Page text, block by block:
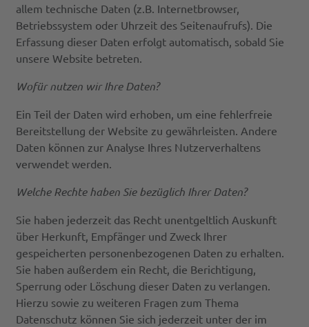
allem technische Daten (z.B. Internetbrowser,
Betriebssystem oder Uhrzeit des Seitenaufrufs). Die
Erfassung dieser Daten erfolgt automatisch, sobald Sie
unsere Website betreten.
Wofür nutzen wir Ihre Daten?
Ein Teil der Daten wird erhoben, um eine fehlerfreie
Bereitstellung der Website zu gewährleisten. Andere
Daten können zur Analyse Ihres Nutzerverhaltens
verwendet werden.
Welche Rechte haben Sie bezüglich Ihrer Daten?
Sie haben jederzeit das Recht unentgeltlich Auskunft
über Herkunft, Empfänger und Zweck Ihrer
gespeicherten personenbezogenen Daten zu erhalten.
Sie haben außerdem ein Recht, die Berichtigung,
Sperrung oder Löschung dieser Daten zu verlangen.
Hierzu sowie zu weiteren Fragen zum Thema
Datenschutz können Sie sich jederzeit unter der im